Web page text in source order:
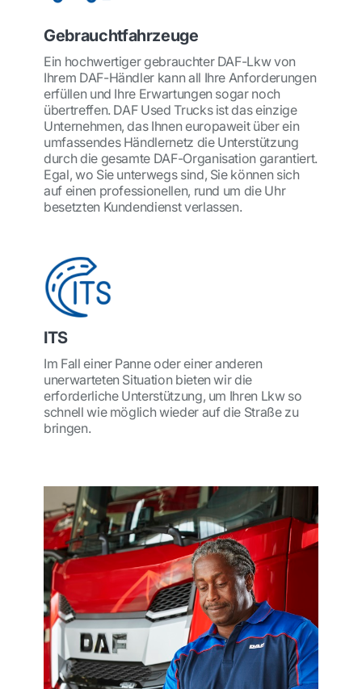
Gebrauchtfahrzeuge
Ein hochwertiger gebrauchter DAF-Lkw von
Ihrem DAF-Händler kann all Ihre Anforderungen
erfüllen und Ihre Erwartungen sogar noch
übertreffen. DAF Used Trucks ist das einzige
Unternehmen, das Ihnen europaweit über ein
umfassendes Händlernetz die Unterstützung
durch die gesamte DAF-Organisation garantiert.
Egal, wo Sie unterwegs sind, Sie können sich
auf einen professionellen, rund um die Uhr
besetzten Kundendienst verlassen.
ITS
Im Fall einer Panne oder einer anderen
unerwarteten Situation bieten wir die
erforderliche Unterstützung, um Ihren Lkw so
schnell wie möglich wieder auf die Straße zu
bringen.